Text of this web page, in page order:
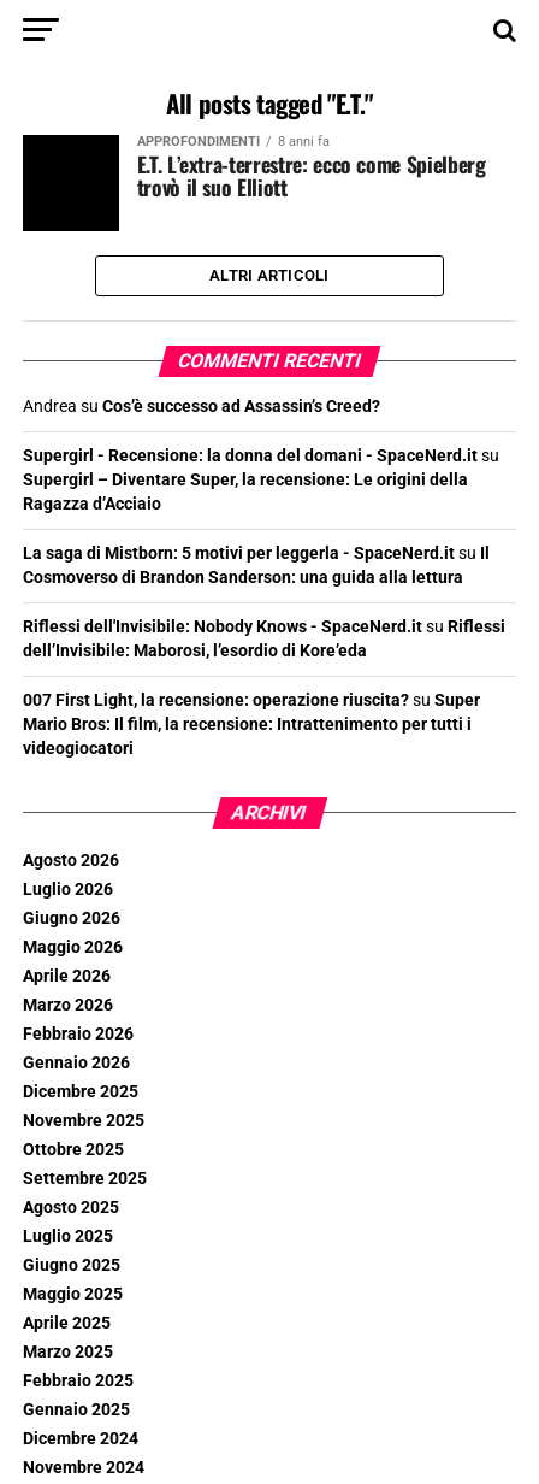
All posts tagged "E.T."
APPROFONDIMENTI 8 anni fa
E.T. L’extra-terrestre: ecco come Spielberg
trovò il suo Elliott
ALTRI ARTICOLI
COMMENTI RECENTI
Andrea su Cos’è successo ad Assassin’s Creed?
Supergirl - Recensione: la donna del domani - SpaceNerd.itsu
Supergirl – Diventare Super, la recensione: Le origini della
Ragazza d’Acciaio
La saga di Mistborn: 5 motivi per leggerla - SpaceNerd.itsu Il
Cosmoverso di Brandon Sanderson: una guida alla lettura
Riflessi dell'Invisibile: Nobody Knows - SpaceNerd.itsu Riflessi
dell’Invisibile: Maborosi, l’esordio di Kore’eda
007 First Light, la recensione: operazione riuscita?su Super
Mario Bros: Il film, la recensione: Intrattenimento per tutti i
videogiocatori
ARCHIVI
Agosto 2026
Luglio 2026
Giugno 2026
Maggio 2026
Aprile 2026
Marzo 2026
Febbraio 2026
Gennaio 2026
Dicembre 2025
Novembre 2025
Ottobre 2025
Settembre 2025
Agosto 2025
Luglio 2025
Giugno 2025
Maggio 2025
Aprile 2025
Marzo 2025
Febbraio 2025
Gennaio 2025
Dicembre 2024
Novembre 2024